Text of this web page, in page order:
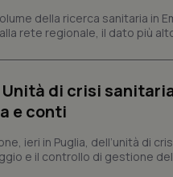
della ricerca sanitaria in
rete regionale, il dato più
di crisi
e conti
ieri in Puglia, dell’unità di
e il controllo di gestione
PHPSESSID